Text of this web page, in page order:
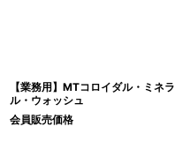
【業務用】MTコロイダル・ミネラ
ル・ウォッシュ
会員販売価格